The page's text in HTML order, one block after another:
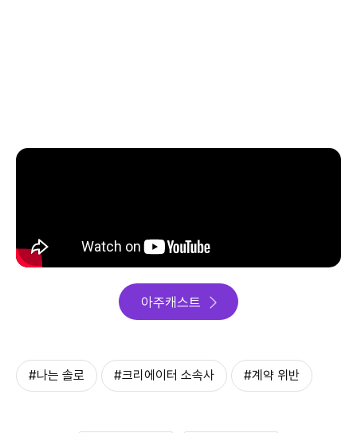
아주캐스트
#나는 솔로 #크리에이터 소속사 #계약 위반